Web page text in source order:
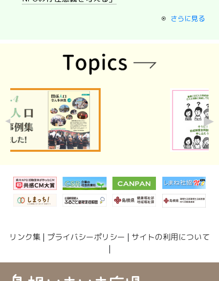
さらに見る
リンク集 | プライバシーポリシー | サイトの利用について
|